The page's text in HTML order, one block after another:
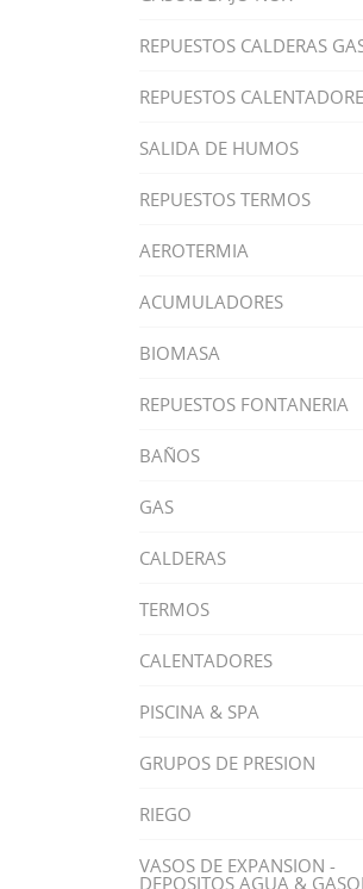
REPUESTOS CALDERAS
REPUESTOS
SALIDA DE HUMOS
REPUESTOS TERMOS
AEROTERMIA
ACUMULADORES
BIOMASA
REPUESTOS FONTANERIA
BAÑOS
GAS
CALDERAS
TERMOS
CALENTADORES
PISCINA & SPA
GRUPOS DE PRESION
RIEGO
VASOS DE EXPANSION -
DEPOSITOS AGUA &